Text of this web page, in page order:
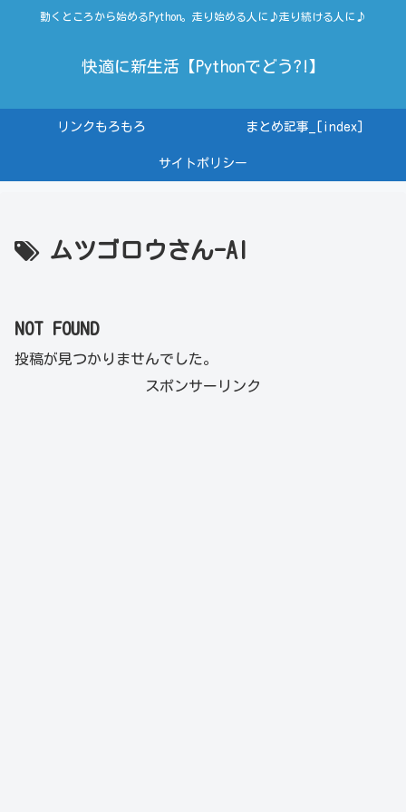
動くところから始めるPython。走り始める人に♪走り続ける人に♪
快適に新生活【Pythonでどう?!】
リンクもろもろ まとめ記事_[index]
サイトポリシー
ムツゴロウさん-AI
NOT FOUND
投稿が見つかりませんでした。
スポンサーリンク